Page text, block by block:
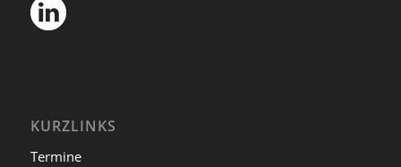
KURZLINKS
Termine